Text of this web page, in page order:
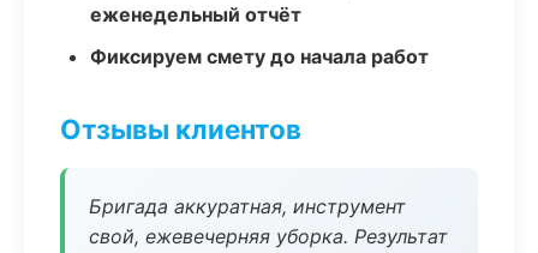
еженедельный отчёт
Фиксируем смету до начала работ
Отзывы клиентов
Бригада аккуратная, инструмент
свой, ежевечерняя уборка. Результат